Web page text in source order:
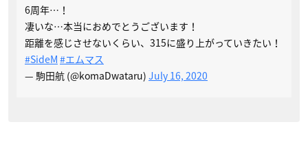
6周年…！
凄いな…本当におめでとうございます！
距離を感じさせないくらい、315に盛り上がっていきたい！
#SideM #エムマス
— 駒田航 (@komaDwataru) July 16, 2020